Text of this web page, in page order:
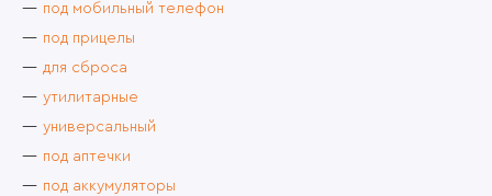
под мобильный телефон
под прицелы
для сброса
утилитарные
универсальный
под аптечки
под аккумуляторы